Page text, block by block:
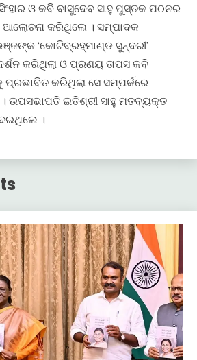
ଓ କବି ବାସୁଦେବ ସାହୁ ପୁସ୍ତକ ପଠନର
ଆଲୋଚନା କରିଥିଲେ । ସମ୍ପାଦକ
‘କୋଟିବ୍ରହ୍ମାଣ୍ଡ ସୁନ୍ଦରୀ’
କରିଥିଲା ଓ ପ୍ରଣୟ ତାପସ କବି
ପ୍ରଭାବିତ କରିଥିଲା ସେ ସମ୍ପର୍କରେ
ଉପସଭାପତି ଇତିଶ୍ରୀ ସାହୁ ମତବ୍ୟକ୍ତ
।